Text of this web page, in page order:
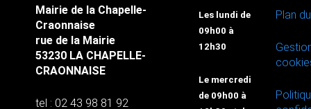
Mairie de la Chapelle-
Craonnaise
rue de la Mairie
53230 LA CHAPELLE-
CRAONNAISE
tel : 02 43 98 81 92
Les lundi de
09h00 à
12h30
Le mercredi
de 09h00 à
Plan